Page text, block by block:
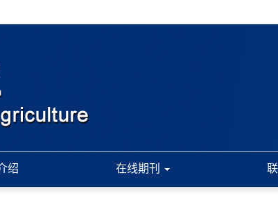
绍 在线期刊